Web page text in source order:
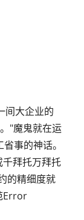
间大企业的
"魔鬼就在运
事的神话。
拜托万拜托
的精细度就
Error